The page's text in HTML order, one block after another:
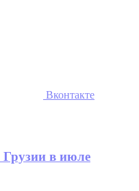
Вконтакте
Грузии в июле